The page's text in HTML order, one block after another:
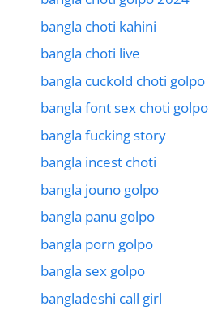
bangla choti kahini
bangla choti live
bangla cuckold choti golpo
bangla font sex choti golpo
bangla fucking story
bangla incest choti
bangla jouno golpo
bangla panu golpo
bangla porn golpo
bangla sex golpo
bangladeshi call girl